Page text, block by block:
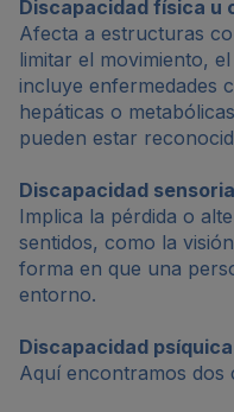
Discapacidad física u
Afecta a estructuras
limitar el movimiento,
incluye enfermedades
hepáticas o
pueden estar
Discapacidad
Implica la pérdida o
sentidos, como la
forma en que una
entorno.
Discapacidad psíquica
Aquí encontramos dos